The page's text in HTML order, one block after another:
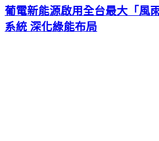
葡電新能源啟用全台最大「風
系統 深化綠能布局